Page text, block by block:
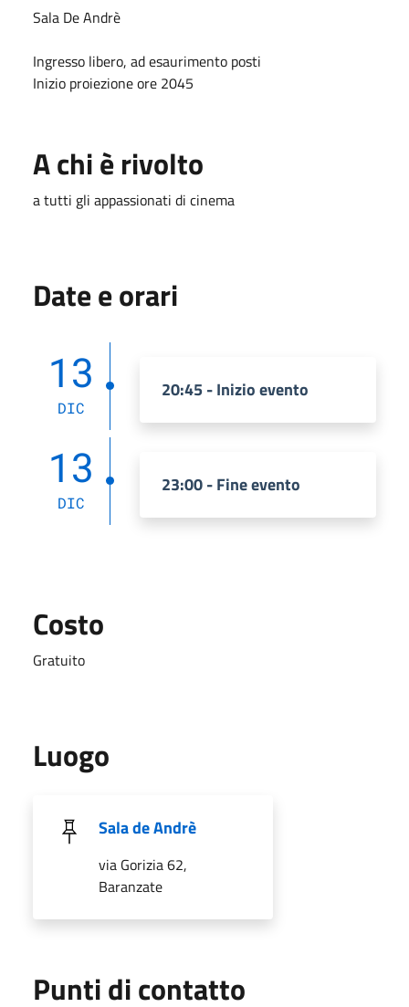
Sala De Andrè
Ingresso libero, ad esaurimento posti
Inizio proiezione ore 2045
A chi è rivolto
a tutti gli appassionati di cinema
Date e orari
13
DIC
20:45 - Inizio evento
13
DIC
23:00 - Fine evento
Costo
Gratuito
Luogo
Sala de Andrè
via Gorizia 62,
Baranzate
Punti di contatto